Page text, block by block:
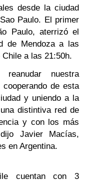
desde la ciudad
Paulo. El primer
Paulo, aterrizó el
de Mendoza a las
a las 21:50h.
nuestra
cooperando de esta
y uniendo a la
distintiva red de
y con los más
Javier Macías,
en Argentina.
cuentan con 3